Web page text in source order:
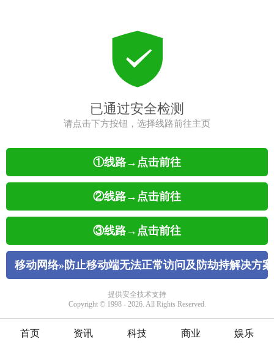
首页 资讯 科技 商业
娱乐